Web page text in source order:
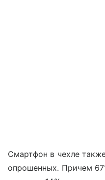
Смартфон в чехле
опрошенных. Причем